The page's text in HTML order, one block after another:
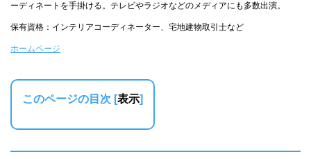
ーディネートを手掛ける。テレビやラジオなどのメディアにも多数出演。
保有資格：インテリアコーディネーター、宅地建物取引士など
ホームページ
このページの目次 [表示]